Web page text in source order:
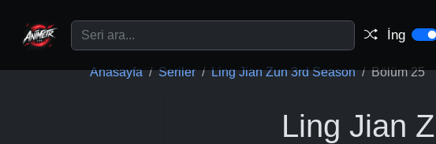
İng
Anasayfa Seriler Ling Jian Zun 3rd Season Bölüm 25
Ling Jian